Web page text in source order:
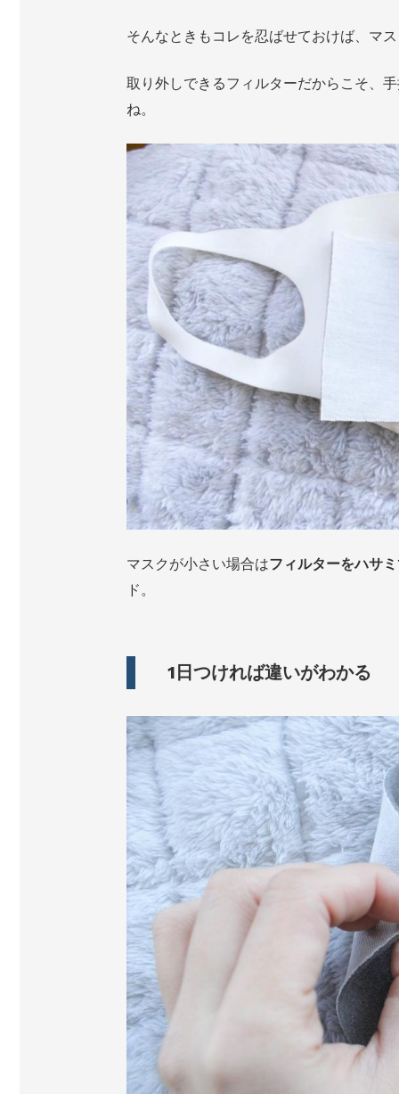
そんなときもコレを忍ばせておけば、
取り外しできるフィルターだからこそ、
ね。
マスクが小さい場合はフィルターをハサ
ド。
1日つければ違いがわかる